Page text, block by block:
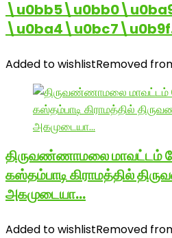
Added to wishlistRemoved
திருவண்ணாமலை மாவட்டம்
கஸ்தம்பாடி கிராமத்தில்
அகமுடையா…
Added to wishlistRemoved